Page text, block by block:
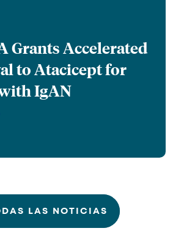
Grants Accelerated
to Atacicept for
IgAN
LAS NOTICIAS